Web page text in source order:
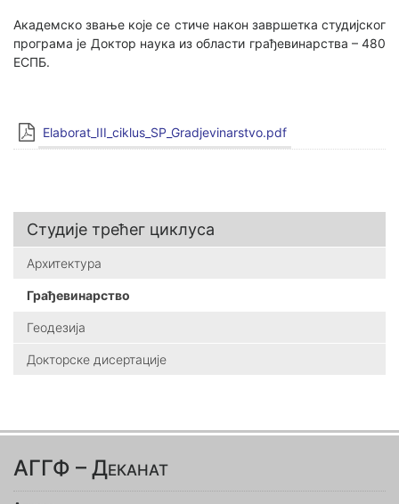
Студије трећег циклуса
Архитектура
Грађевинарство
Геодезија
Докторске дисертације
Академско звање које се стиче након завршетка студијског
програма је Доктор наука из области грађевинарства – 480
ЕСПБ.
Elaborat_III_ciklus_SP_Gradjevinarstvo.pdf
АГГФ – Деканат